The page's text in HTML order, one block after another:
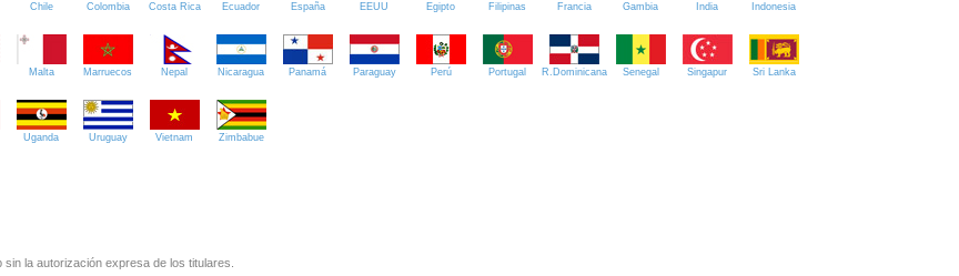
Chile Colombia Costa Rica Ecuador España EEUU Egipto Filipinas Francia Gambia India Indonesia
Malta Marruecos Nepal Nicaragua Panamá Paraguay Perú Portugal R.Dominicana Senegal Singapur Sri Lanka
Uganda Uruguay Vietnam Zimbabue
la autorización expresa de los titulares.